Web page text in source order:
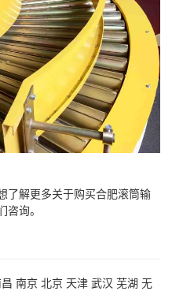
了解更多关于购买合肥滚筒输
询。
南京 北京 天津 武汉 芜湖 无